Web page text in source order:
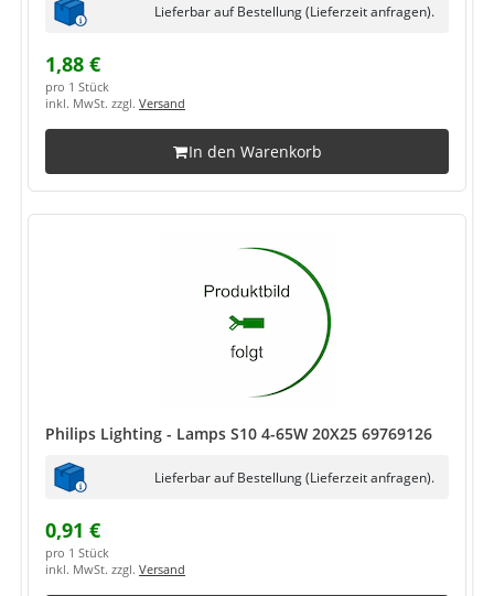
Lieferbar auf Bestellung (Lieferzeit anfragen).
1,88 €
pro 1 Stück
inkl. MwSt. zzgl. Versand
In den Warenkorb
Philips Lighting - Lamps S10 4-65W 20X25 69769126
Lieferbar auf Bestellung (Lieferzeit anfragen).
0,91 €
pro 1 Stück
inkl. MwSt. zzgl. Versand